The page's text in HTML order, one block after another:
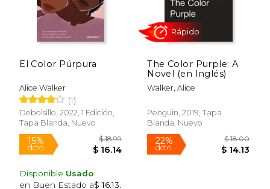
El Color Púrpura
Alice Walker
(1)
Debolsillo, 2022, 1 Edición,
Tapa Blanda, Nuevo
Disponible Usado
en Buen Estado a$ 16.13
The Color Purple: A
Novel (en Inglés)
Walker, Alice
Penguin, 2019, Tapa
Blanda, Nuevo